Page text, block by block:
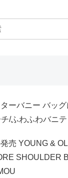
ターバニー バッ
/ふわふわバニ
発売 YOUNG &
SHOULDER